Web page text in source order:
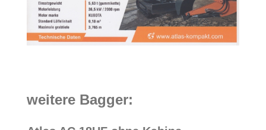
weitere Bagger: